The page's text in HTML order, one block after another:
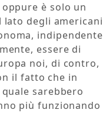
è solo un
lato degli americani
indipendente
essere di
noi, di contro,
il fatto che in
sarebbero
più funzionando